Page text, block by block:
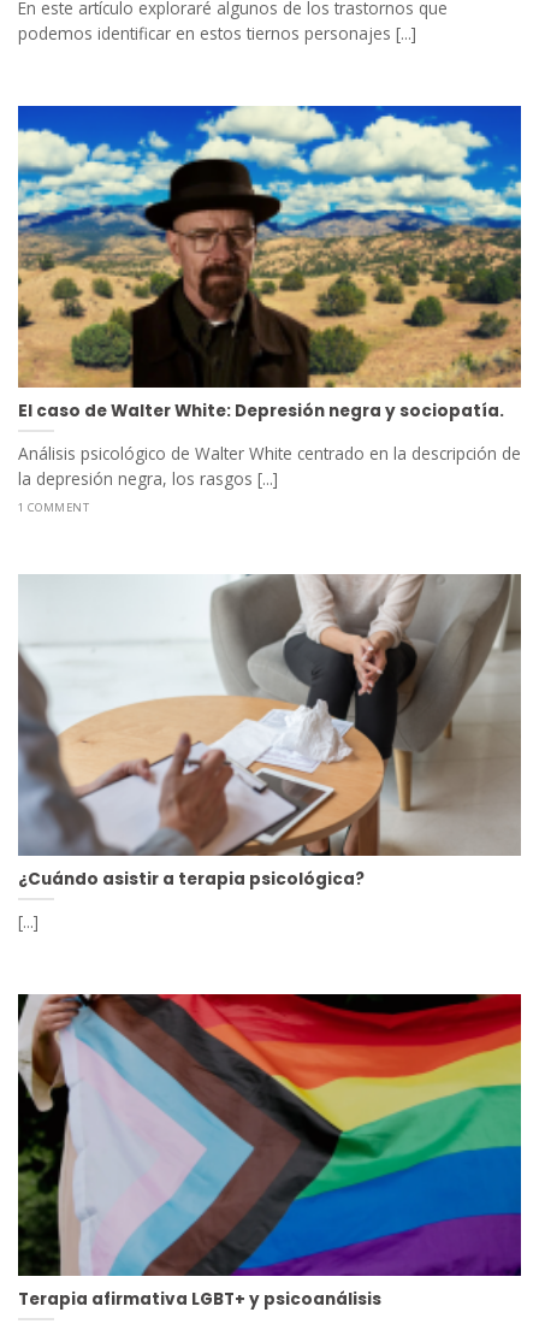
En este artículo exploraré algunos de los trastornos que
podemos identificar en estos tiernos personajes [...]
El caso de Walter White: Depresión negra y sociopatía.
Análisis psicológico de Walter White centrado en la descripción de
la depresión negra, los rasgos [...]
1 COMMENT
¿Cuándo asistir a terapia psicológica?
[...]
Terapia afirmativa LGBT+ y psicoanálisis